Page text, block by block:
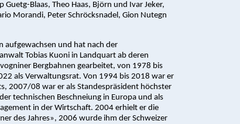
Guetg-Blaas, Theo Haas, Björn und Ivar Jeker,
Morandi, Peter Schröcksnadel, Gion Nutegn
aufgewachsen und hat nach der
Tobias Kuoni in Landquart ab deren
Bergbahnen gearbeitet, von 1978 bis
als Verwaltungsrat. Von 1994 bis 2018 war er
2007/08 war er als Standespräsident höchster
technischen Beschneiung in Europa und als
in der Wirtschaft. 2004 erhielt er die
des Jahres», 2006 wurde ihm der Schweizer